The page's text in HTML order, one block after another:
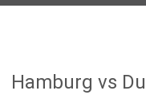
Hamburg vs